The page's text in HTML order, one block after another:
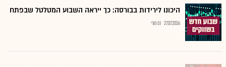
היכונו לירידות בבורסה: כך ייראה השבוע המטלטל שבפתח
27.07.2026 רם מורי